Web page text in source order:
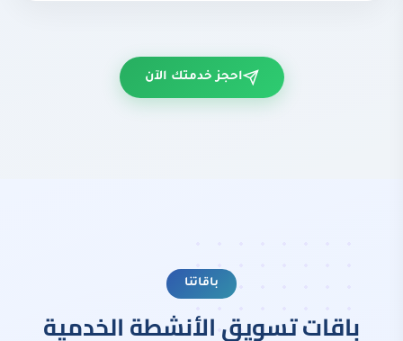
احجز خدمتك الآن
باقاتنا
باقات تسويق الأنشطة الخدمية